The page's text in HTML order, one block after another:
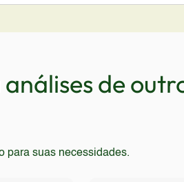
interessante para quem busca um
de
para suas necessidades.